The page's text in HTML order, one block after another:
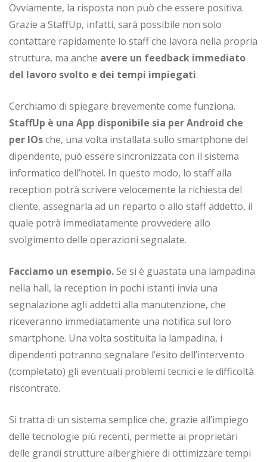
Ovviamente, la risposta non può che essere positiva.
Grazie a StaffUp, infatti, sarà possibile non solo
contattare rapidamente lo staff che lavora nella propria
struttura, ma anche avere un feedback immediato
del lavoro svolto e dei tempi impiegati.
Cerchiamo di spiegare brevemente come funziona.
StaffUp è una App disponibile sia per Android che
per IOsche, una volta installata sullo smartphone del
dipendente, può essere sincronizzata con il sistema
informatico dell’hotel. In questo modo, lo staff alla
reception potrà scrivere velocemente la richiesta del
cliente, assegnarla ad un reparto o allo staff addetto, il
quale potrà immediatamente provvedere allo
svolgimento delle operazioni segnalate.
Facciamo un esempio.Se si è guastata una lampadina
nella hall, la reception in pochi istanti invia una
segnalazione agli addetti alla manutenzione, che
riceveranno immediatamente una notifica sul loro
smartphone. Una volta sostituita la lampadina, i
dipendenti potranno segnalare l’esito dell’intervento
(completato) gli eventuali problemi tecnici e le difficoltà
riscontrate.
Si tratta di un sistema semplice che, grazie all’impiego
delle tecnologie più recenti, permette ai proprietari
delle grandi strutture alberghiere di ottimizzare tempi